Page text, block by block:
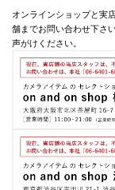
オンラインショップと実
舗までお問い合わせ下さ
声がけください。